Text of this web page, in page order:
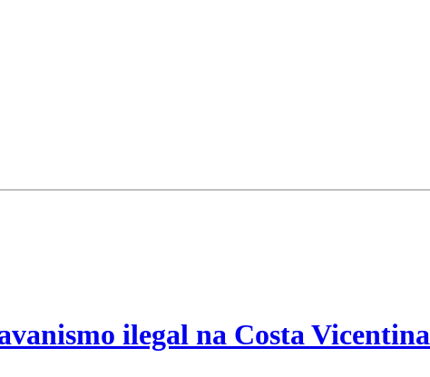
ilegal na Costa Vicentina